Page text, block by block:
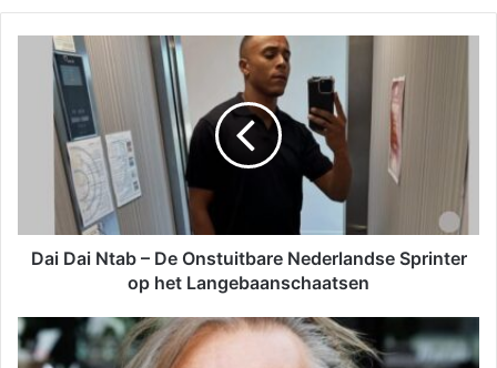
Dai Dai Ntab – De Onstuitbare Nederlandse Sprinter
op het Langebaanschaatsen